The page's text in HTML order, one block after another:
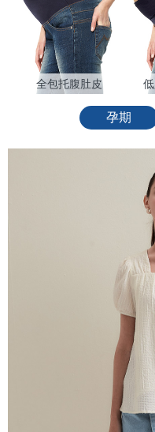
全包托腹肚皮
孕期